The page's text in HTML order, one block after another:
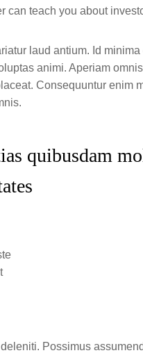
can teach you about
laud antium. Id
animi. Aperiam
Consequuntur enim
quibusdam
Possimus